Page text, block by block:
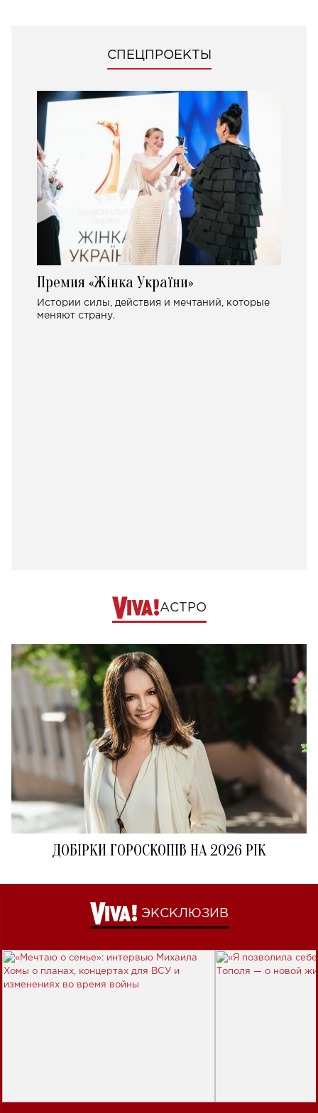
СПЕЦПРОЕКТЫ
Премия «Жінка України»
Истории силы, действия и мечтаний, которые
меняют страну.
АСТРО
ДОБІРКИ ГОРОСКОПІВ НА 2026 РІК
ЭКСКЛЮЗИВ